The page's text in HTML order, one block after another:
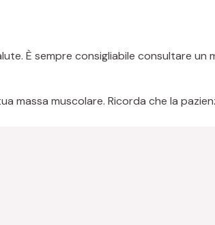
È sempre consigliabile consultare un
muscolare. Ricorda che la